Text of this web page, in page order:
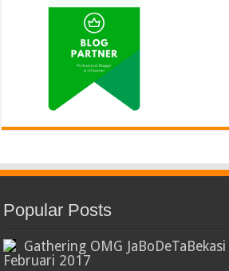
Popular Posts
Gathering OMG
Februari 2017